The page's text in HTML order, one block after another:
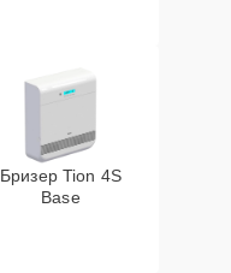
Бризер Tion 4S
Base